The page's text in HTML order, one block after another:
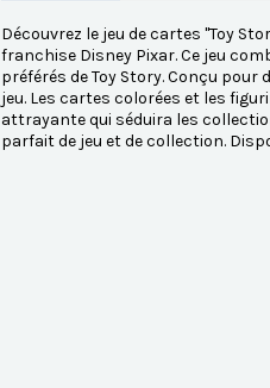
Découvrez le jeu de cartes "Toy
franchise Disney Pixar. Ce jeu
préférés de Toy Story. Conçu
jeu. Les cartes colorées et les
attrayante qui séduira les
parfait de jeu et de collection.